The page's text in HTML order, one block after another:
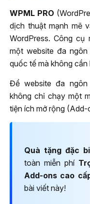
WPML PRO
dịch thuật mạnh mẽ
WordPress. Công
một website đa ngôn
quốc tế mà không cần
Để website đa
không chỉ chạy một
tiện ích mở rộng (Add-
Quà tặng đặc
toàn miễn phí
Add-ons cao
bài viết này!